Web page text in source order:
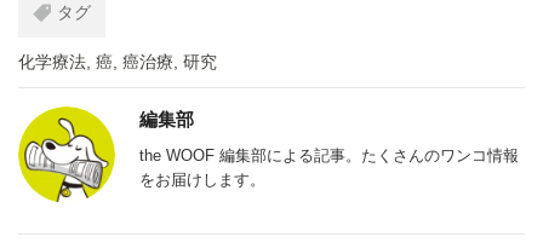
タグ
化学療法 癌 癌治療 研究
編集部
the WOOF 編集部による記事。たくさんのワンコ情報
をお届けします。